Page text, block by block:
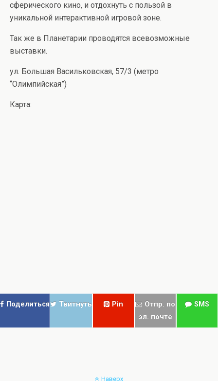
сферического кино, и отдохнуть с пользой в
уникальной интерактивной игровой зоне.
Так же в Планетарии проводятся всевозможные
выставки.
ул. Большая Васильковская, 57/3 (метро
“Олимпийская”)
Карта:
Поделиться Твитнуть Pin
Отпр. по
эл. почте
SMS
Наверх